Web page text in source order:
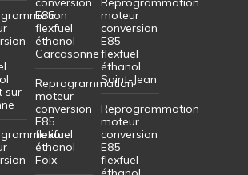
sur
E85
flexfuel
éthanol
Carcasonne
Reprogrammation
moteur
conversion
E85
flexfuel
éthanol
Foix
moteur
conversion
E85
flexfuel
éthanol
Saint-Jean
Reprogrammation
moteur
conversion
E85
flexfuel